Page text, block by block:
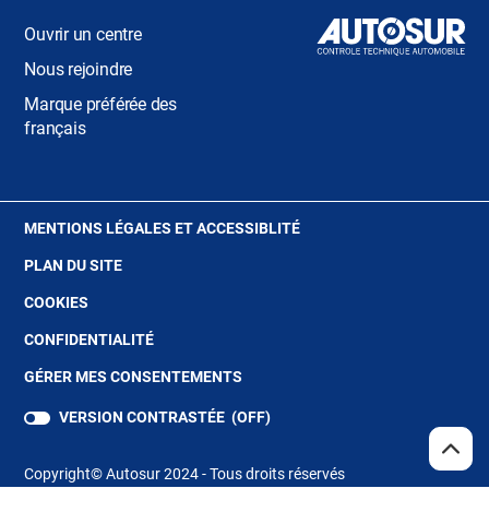
EN
Ouvrir un centre
Nous rejoindre
Marque préférée des
français
MENTIONS LÉGALES ET ACCESSIBLITÉ(OUVRE
PLAN DU SITE
COOKIES
UNE
FENÊTRE)
CONFIDENTIALITÉ(OUVRE
UNE
FENÊTRE)
GÉRER MES CONSENTEMENTS
VERSION CONTRASTÉE (OFF)
Copyright© Autosur 2024 - Tous droits réservés